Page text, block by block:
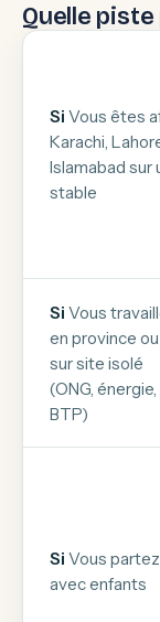
Quelle
Si Vous êtes
Karachi,
Islamabad sur
stable
Si Vous
en province ou
sur site isolé
(ONG, énergie,
BTP)
Si Vous
avec enfants